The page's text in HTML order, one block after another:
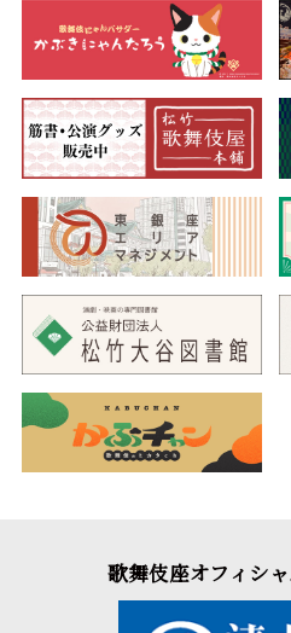
歌舞伎座オフィシ